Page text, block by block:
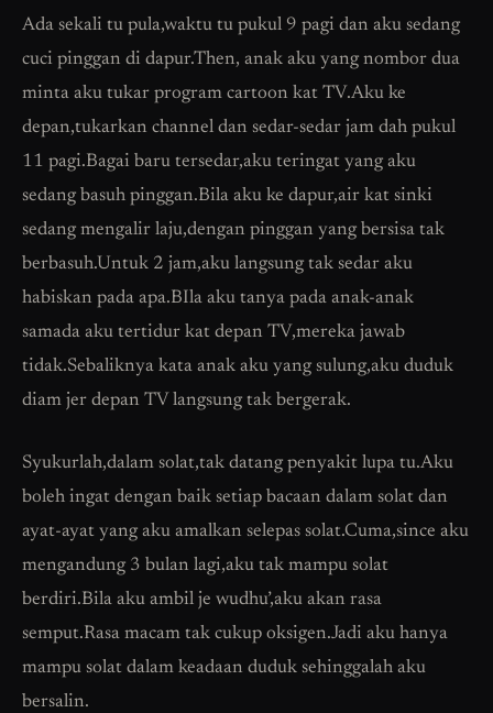
Ada sekali tu pula,waktu tu pukul 9 pagi dan aku sedang
cuci pinggan di dapur.Then, anak aku yang nombor dua
minta aku tukar program cartoon kat TV.Aku ke
depan,tukarkan channel dan sedar-sedar jam dah pukul
11 pagi.Bagai baru tersedar,aku teringat yang aku
sedang basuh pinggan.Bila aku ke dapur,air kat sinki
sedang mengalir laju,dengan pinggan yang bersisa tak
berbasuh.Untuk 2 jam,aku langsung tak sedar aku
habiskan pada apa.BIla aku tanya pada anak-anak
samada aku tertidur kat depan TV,mereka jawab
tidak.Sebaliknya kata anak aku yang sulung,aku duduk
diam jer depan TV langsung tak bergerak.
Syukurlah,dalam solat,tak datang penyakit lupa tu.Aku
boleh ingat dengan baik setiap bacaan dalam solat dan
ayat-ayat yang aku amalkan selepas solat.Cuma,since aku
mengandung 3 bulan lagi,aku tak mampu solat
berdiri.Bila aku ambil je wudhu’,aku akan rasa
semput.Rasa macam tak cukup oksigen.Jadi aku hanya
mampu solat dalam keadaan duduk sehinggalah aku
bersalin.